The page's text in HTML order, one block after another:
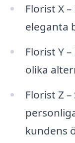
Florist X
eleganta
Florist Y
olika
Florist Z
kundens